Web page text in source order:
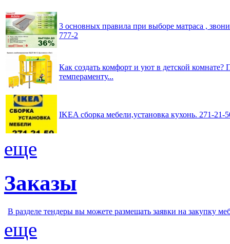
3 основных правила при выборе матраса ,
777-2
Как создать комфорт и уют в детской комнате?
темпераменту...
IKEA сборка мебели,установка кухонь. 271-
еще
Заказы
В разделе тендеры вы можете размещать заявки на закупку
еще